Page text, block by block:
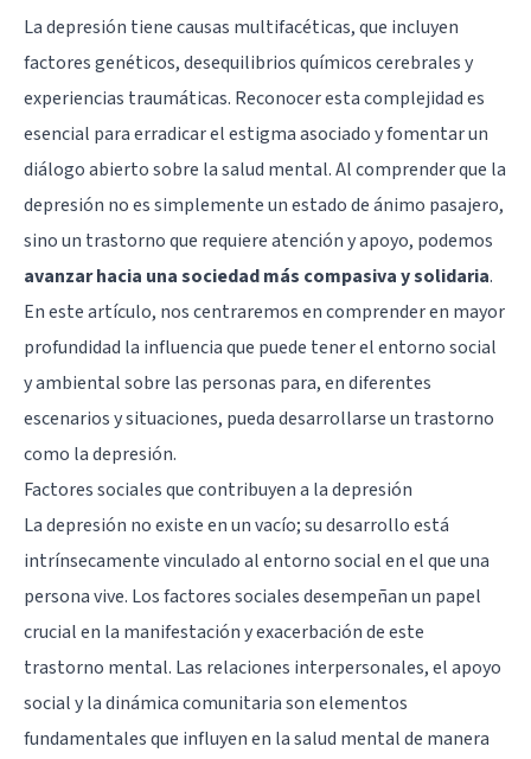
La depresión tiene causas multifacéticas, que incluyen
factores genéticos, desequilibrios químicos cerebrales y
experiencias traumáticas. Reconocer esta complejidad es
esencial para erradicar el estigma asociado y fomentar un
diálogo abierto sobre la salud mental. Al comprender que la
depresión no es simplemente un estado de ánimo pasajero,
sino un trastorno que requiere atención y apoyo, podemos
avanzar hacia una sociedad más compasiva y solidaria.
En este artículo, nos centraremos en comprender en mayor
profundidad la influencia que puede tener el entorno social
y ambiental sobre las personas para, en diferentes
escenarios y situaciones, pueda desarrollarse un trastorno
como la depresión.
Factores sociales que contribuyen a la depresión
La depresión no existe en un vacío; su desarrollo está
intrínsecamente vinculado al entorno social en el que una
persona vive. Los factores sociales desempeñan un papel
crucial en la manifestación y exacerbación de este
trastorno mental. Las relaciones interpersonales, el apoyo
social y la dinámica comunitaria son elementos
fundamentales que influyen en la salud mental de manera